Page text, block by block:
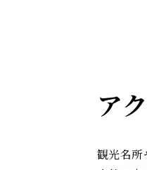
ア
観光名所